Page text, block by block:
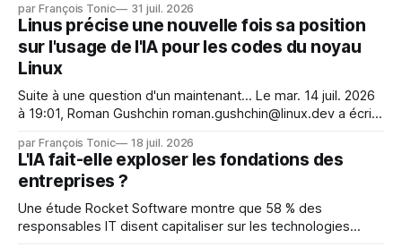
s'étaient échappés de leur environnement isolé (sandbox)
et avaient mené une intrusion non autorisée sur Hugging
Face. La réaction
par François Tonic 31 juil. 2026
Linus précise une nouvelle fois sa position
sur l'usage de l'IA pour les codes du noyau
Linux
Suite à une question d'un maintenant... Le mar. 14 juil. 2026
à 19:01, Roman Gushchin roman.gushchin@linux.dev a écrit :
mainteneurs — irréalisable. Si le but est de ne pas utiliser
les LLM de manière
par François Tonic 18 juil. 2026
L'IA fait-elle exploser les fondations des
entreprises ?
Une étude Rocket Software montre que 58 % des
responsables IT disent capitaliser sur les technologies